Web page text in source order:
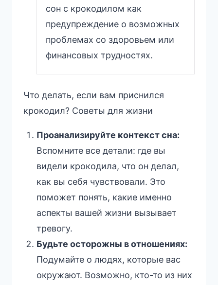
сон с крокодилом как
предупреждение о возможных
проблемах со здоровьем или
финансовых трудностях.
Что делать, если вам приснился
крокодил? Советы для жизни
Проанализируйте контекст сна:
Вспомните все детали: где вы
видели крокодила, что он делал,
как вы себя чувствовали. Это
поможет понять, какие именно
аспекты вашей жизни вызывает
тревогу.
Будьте осторожны в отношениях:
Подумайте о людях, которые вас
окружают. Возможно, кто-то из них